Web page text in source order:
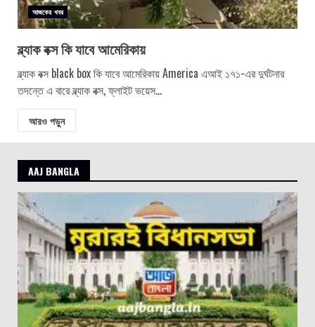
আজকের খবর
ব্ল্যাক বক্স কি যাবে আমেরিকায়
ব্ল্যাক বক্স black box কি যাবে আমেরিকায় America এআই ১৭১-এর দুর্ঘটনার
তদন্তে এ বারে ব্ল্যাক বক্স, ফ্লাইট ভয়েস...
আরও পড়ুন
AAJ BANGLA